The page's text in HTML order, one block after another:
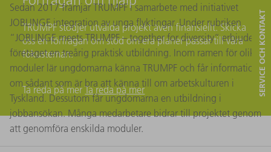
Sedan 2017 främjar TRUMPF i samarbete med initiativet
JOBLINGE integration av unga flyktingar. Under rubriken
“JOBLINGE meets TRUMPF – together for diversity“ erbjuder
företaget en treårig praktisk utbildning. Inom ramen för olika
moduler lär ungdomarna känna TRUMPF och får information
om sådant som är bra att känna till om arbetskulturen i
Tyskland. Dessutom får ungdomarna en utbildning i
jobbansökan. Många medarbetare bidrar till projektet genom
att genomföra enskilda moduler.
TRUMPF stödjer utvalda projekt även finansiellt. Skicka
oss en förfrågan om stöd om era planer passar till våra
fokusteman.
Ta reda på merTa reda på mer SERVICE OCH KONTAKT